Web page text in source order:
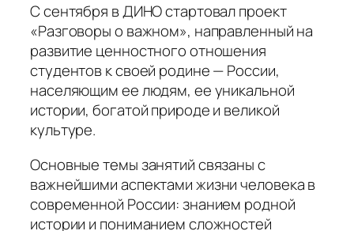
С сентября в ДИНО стартовал проект
«Разговоры о важном», направленный на
развитие ценностного отношения
студентов к своей родине — России,
населяющим ее людям, ее уникальной
истории, богатой природе и великой
культуре.
Основные темы занятий связаны с
важнейшими аспектами жизни человека в
современной России: знанием родной
истории и пониманием сложностей